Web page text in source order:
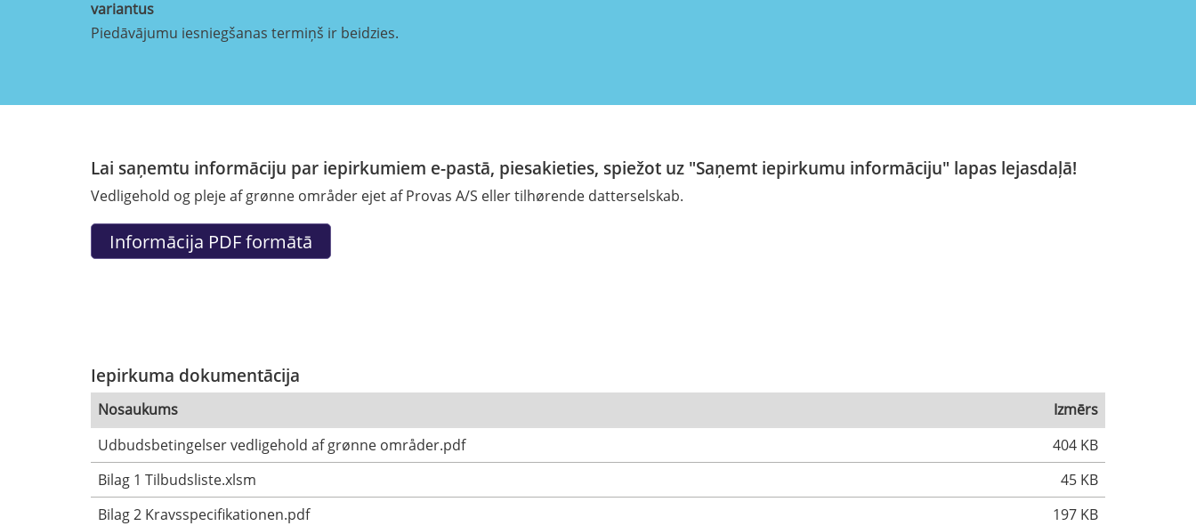
variantus
Piedāvājumu iesniegšanas termiņš ir beidzies.
Lai saņemtu informāciju par iepirkumiem e-pastā, piesakieties, spiežot uz "Saņemt iepirkumu informāciju" lapas lejasdaļā!
Vedligehold og pleje af grønne områder ejet af Provas A/S eller tilhørende datterselskab.
Iepirkuma dokumentācija
Nosaukums
Izmērs
Udbudsbetingelser vedligehold af grønne områder.pdf
404 KB
Bilag 1 Tilbudsliste.xlsm
45 KB
Bilag 2 Kravsspecifikationen.pdf
197 KB